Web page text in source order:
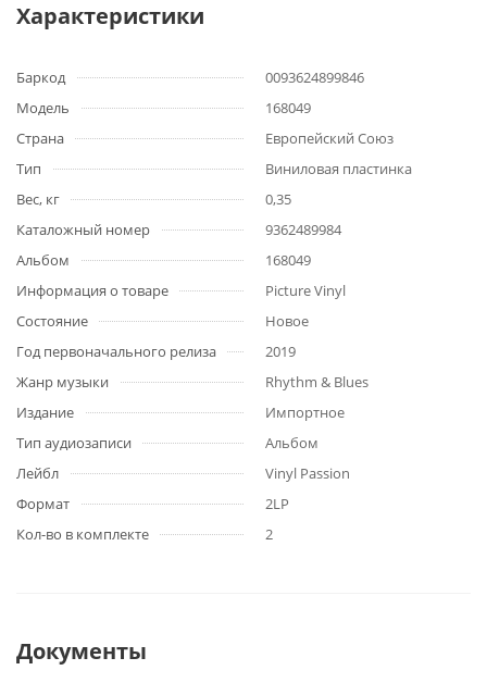
Характеристики
Баркод
0093624899846
Модель
168049
Страна
Европейский Союз
Тип
Виниловая пластинка
Вес, кг
0,35
Каталожный номер
9362489984
Альбом
168049
Информация о товаре
Picture Vinyl
Состояние
Новое
Год первоначального релиза
2019
Жанр музыки
Rhythm & Blues
Издание
Импортное
Тип аудиозаписи
Альбом
Лейбл
Vinyl Passion
Формат
2LP
Кол-во в комплекте
2
Документы